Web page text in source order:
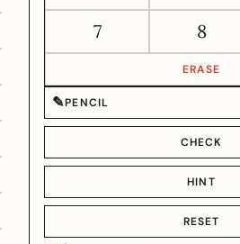
7
8
ERASE
✎PENCIL
CHECK
HINT
RESET